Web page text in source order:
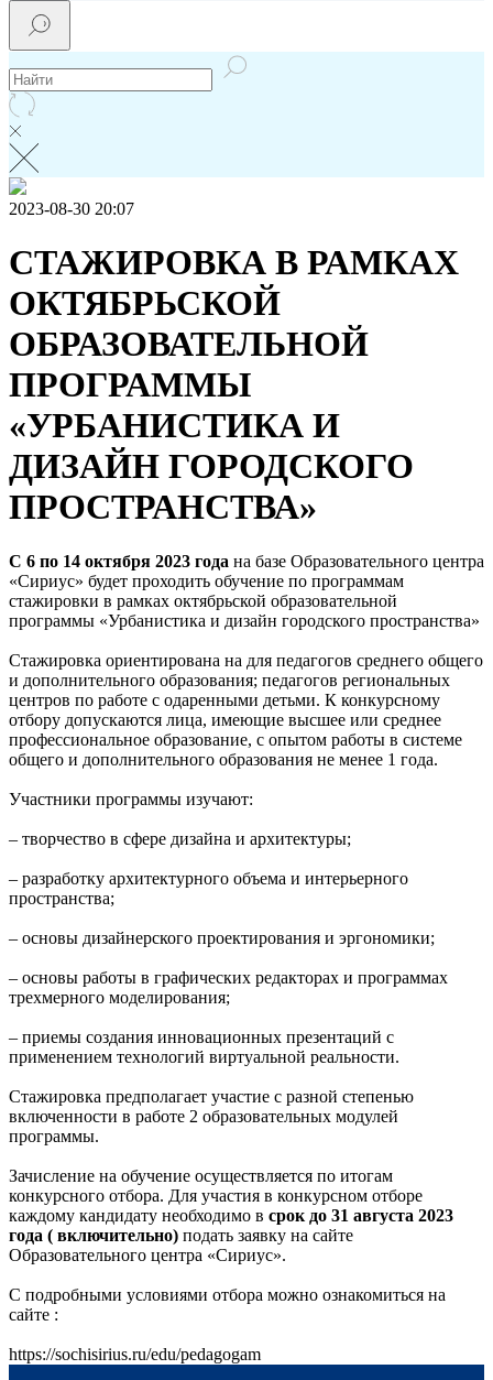
2023-08-30 20:07
СТАЖИРОВКА В РАМКАХ
ОКТЯБРЬСКОЙ
ОБРАЗОВАТЕЛЬНОЙ
ПРОГРАММЫ
«УРБАНИСТИКА И
ДИЗАЙН ГОРОДСКОГО
ПРОСТРАНСТВА»
С 6 по 14 октября 2023 года на базе Образовательного центра
«Сириус» будет проходить обучение по программам
стажировки в рамках октябрьской образовательной
программы «Урбанистика и дизайн городского пространства»
Стажировка ориентирована на для педагогов среднего общего
и дополнительного образования; педагогов региональных
центров по работе с одаренными детьми. К конкурсному
отбору допускаются лица, имеющие высшее или среднее
профессиональное образование, с опытом работы в системе
общего и дополнительного образования не менее 1 года.
Участники программы изучают:
– творчество в сфере дизайна и архитектуры;
– разработку архитектурного объема и интерьерного
пространства;
– основы дизайнерского проектирования и эргономики;
– основы работы в графических редакторах и программах
трехмерного моделирования;
– приемы создания инновационных презентаций с
применением технологий виртуальной реальности.
Стажировка предполагает участие с разной степенью
включенности в работе 2 образовательных модулей
программы.
Зачисление на обучение осуществляется по итогам
конкурсного отбора. Для участия в конкурсном отборе
каждому кандидату необходимо в срок до 31 августа 2023
года ( включительно) подать заявку на сайте
Образовательного центра «Сириус».
С подробными условиями отбора можно ознакомиться на
сайте :
https://sochisirius.ru/edu/pedagogam